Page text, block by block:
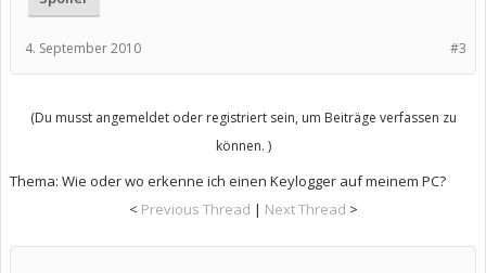
#3
4. September 2010
(Du musst angemeldet oder registriert sein, um Beiträge verfassen zu
können. )
Thema: Wie oder wo erkenne ich einen Keylogger auf meinem PC?
< Previous Thread | Next Thread >